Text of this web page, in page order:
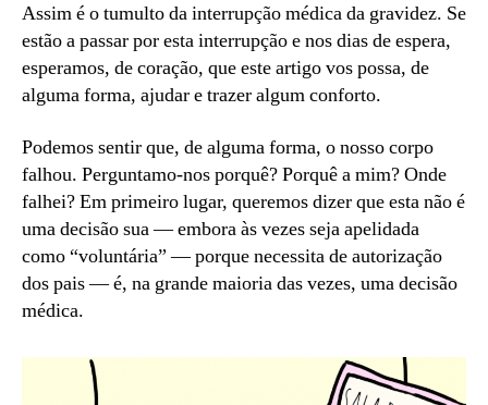
Assim é o tumulto da interrupção médica da gravidez. Se
estão a passar por esta interrupção e nos dias de espera,
esperamos, de coração, que este artigo vos possa, de
alguma forma, ajudar e trazer algum conforto.
Podemos sentir que, de alguma forma, o nosso corpo
falhou. Perguntamo-nos porquê? Porquê a mim? Onde
falhei? Em primeiro lugar, queremos dizer que esta não é
uma decisão sua — embora às vezes seja apelidada
como “voluntária” — porque necessita de autorização
dos pais — é, na grande maioria das vezes, uma decisão
médica.